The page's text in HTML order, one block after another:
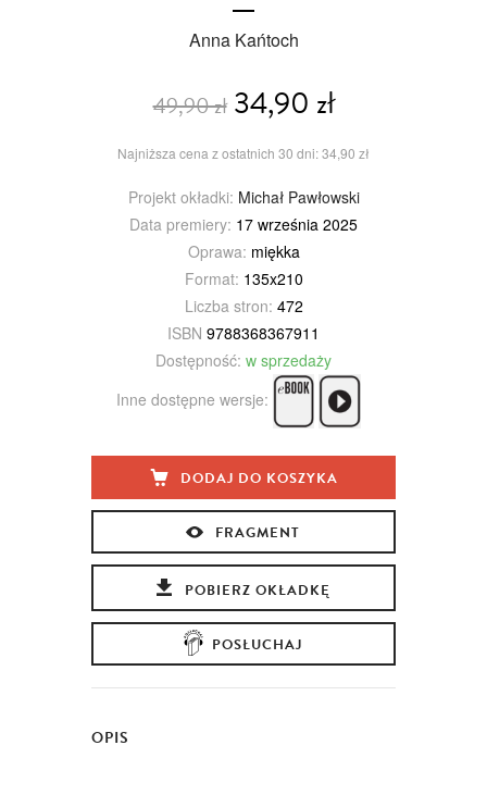
Anna Kańtoch
49,90 zł34,90 zł
Najniższa cena z ostatnich 30 dni: 34,90 zł
Projekt okładki: Michał Pawłowski
Data premiery: 17 września 2025
Oprawa: miękka
Format: 135x210
Liczba stron: 472
ISBN 9788368367911
Dostępność: w sprzedaży
Inne dostępne wersje:
DODAJ DO KOSZYKA
FRAGMENT
POBIERZ OKŁADKĘ
POSŁUCHAJ
OPIS